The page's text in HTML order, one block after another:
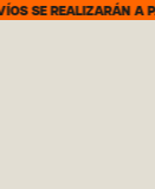
A PARTIR